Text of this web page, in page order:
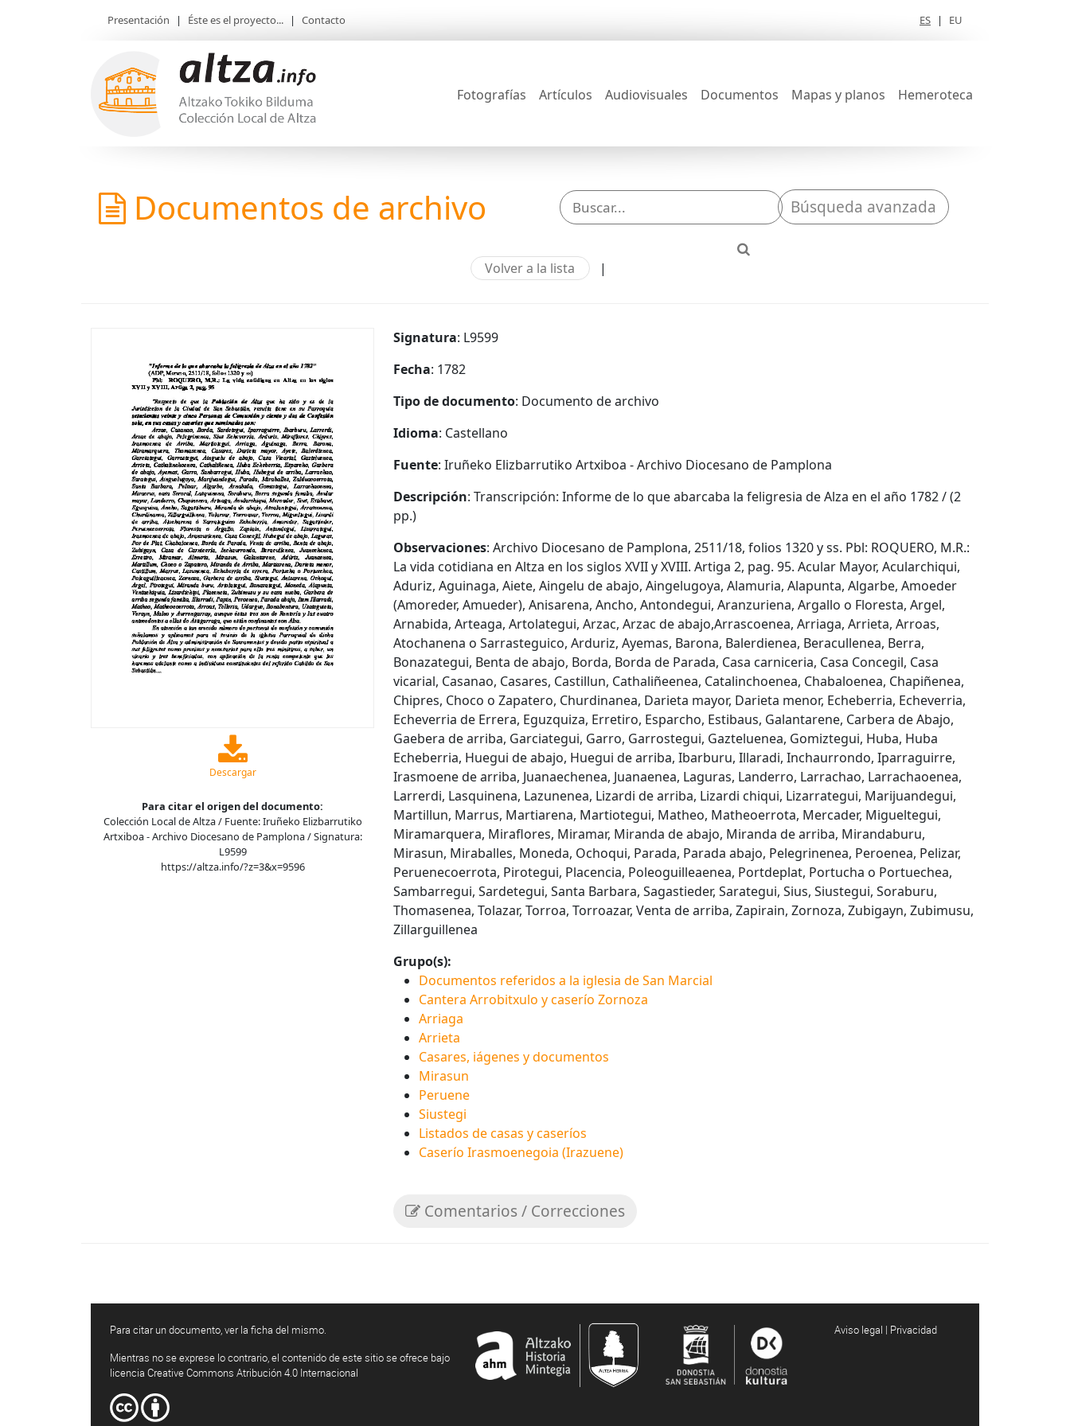
Presentación | Éste es el proyecto... | Contacto ES | EU
Fotografías Artículos Audiovisuales Documentos Mapas y planos Hemeroteca
Documentos de archivo Búsqueda avanzada
Volver a la lista |
Descargar
Para citar el origen del documento:
Colección Local de Altza / Fuente: Iruñeko Elizbarrutiko
Artxiboa - Archivo Diocesano de Pamplona / Signatura:
L9599
https://altza.info/?z=3&x=9596
Signatura: L9599
Fecha: 1782
Tipo de documento: Documento de archivo
Idioma: Castellano
Fuente: Iruñeko Elizbarrutiko Artxiboa - Archivo Diocesano de Pamplona
Descripción: Transcripción: Informe de lo que abarcaba la feligresia de Alza en el año 1782 / (2
pp.)
Observaciones: Archivo Diocesano de Pamplona, 2511/18, folios 1320 y ss. Pbl: ROQUERO, M.R.:
La vida cotidiana en Altza en los siglos XVII y XVIII. Artiga 2, pag. 95. Acular Mayor, Acularchiqui,
Aduriz, Aguinaga, Aiete, Aingelu de abajo, Aingelugoya, Alamuria, Alapunta, Algarbe, Amoeder
(Amoreder, Amueder), Anisarena, Ancho, Antondegui, Aranzuriena, Argallo o Floresta, Argel,
Arnabida, Arteaga, Artolategui, Arzac, Arzac de abajo,Arrascoenea, Arriaga, Arrieta, Arroas,
Atochanena o Sarrasteguico, Arduriz, Ayemas, Barona, Balerdienea, Beracullenea, Berra,
Bonazategui, Benta de abajo, Borda, Borda de Parada, Casa carniceria, Casa Concegil, Casa
vicarial, Casanao, Casares, Castillun, Cathaliñeenea, Catalinchoenea, Chabaloenea, Chapiñenea,
Chipres, Choco o Zapatero, Churdinanea, Darieta mayor, Darieta menor, Echeberria, Echeverria,
Echeverria de Errera, Eguzquiza, Erretiro, Esparcho, Estibaus, Galantarene, Carbera de Abajo,
Gaebera de arriba, Garciategui, Garro, Garrostegui, Gazteluenea, Gomiztegui, Huba, Huba
Echeberria, Huegui de abajo, Huegui de arriba, Ibarburu, Illaradi, Inchaurrondo, Iparraguirre,
Irasmoene de arriba, Juanaechenea, Juanaenea, Laguras, Landerro, Larrachao, Larrachaoenea,
Larrerdi, Lasquinena, Lazunenea, Lizardi de arriba, Lizardi chiqui, Lizarrategui, Marijuandegui,
Martillun, Marrus, Martiarena, Martiotegui, Matheo, Matheoerrota, Mercader, Migueltegui,
Miramarquera, Miraflores, Miramar, Miranda de abajo, Miranda de arriba, Mirandaburu,
Mirasun, Miraballes, Moneda, Ochoqui, Parada, Parada abajo, Pelegrinenea, Peroenea, Pelizar,
Peruenecoerrota, Pirotegui, Placencia, Poleoguilleaenea, Portdeplat, Portucha o Portuechea,
Sambarregui, Sardetegui, Santa Barbara, Sagastieder, Sarategui, Sius, Siustegui, Soraburu,
Thomasenea, Tolazar, Torroa, Torroazar, Venta de arriba, Zapirain, Zornoza, Zubigayn, Zubimusu,
Zillarguillenea
Grupo(s):
Documentos referidos a la iglesia de San Marcial
Cantera Arrobitxulo y caserío Zornoza
Arriaga
Arrieta
Casares, iágenes y documentos
Mirasun
Peruene
Siustegi
Listados de casas y caseríos
Caserío Irasmoenegoia (Irazuene)
Comentarios / Correcciones
Para citar un documento, ver la ficha del mismo.
Mientras no se exprese lo contrario, el contenido de este sitio se ofrece bajo
licencia Creative Commons Atribución 4.0 Internacional
Aviso legal | Privacidad